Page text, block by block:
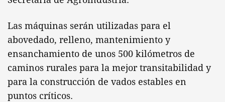
Las máquinas serán utilizadas para el
abovedado, relleno, mantenimiento y
ensanchamiento de unos 500 kilómetros de
caminos rurales para la mejor transitabilidad y
para la construcción de vados estables en
puntos críticos.